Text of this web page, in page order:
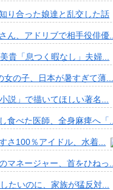
り合った娘達と乱交した話
ん、アドリブで相手役俳優...
貴「息つく暇なし」夫婦...
女の子、日本が暑すぎて薄...
説」で描いてほしい著名...
食べた医師、全身麻痺へ「...
さ100％アイドル、水着...
マネージャー、首をひねっ...
たいのに、家族が猛反対...